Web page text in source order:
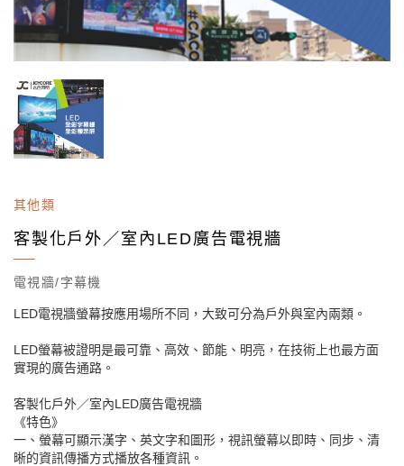
其他類
客製化戶外／室內LED廣告電視牆
電視牆/字幕機
LED電視牆螢幕按應用場所不同，大致可分為戶外與室內兩類。
LED螢幕被證明是最可靠、高效、節能、明亮，在技術上也最方面
實現的廣告通路。
客製化戶外／室內LED廣告電視牆
《特色》
一、螢幕可顯示漢字、英文字和圖形，視訊螢幕以即時、同步、清
晰的資訊傳播方式播放各種資訊。